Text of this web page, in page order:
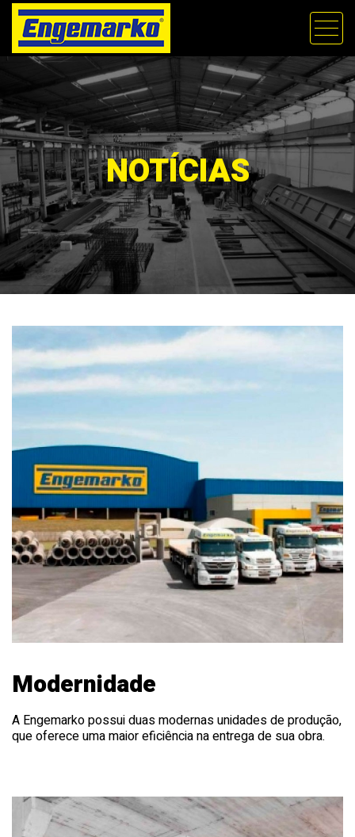
NOTÍCIAS
Modernidade
A Engemarko possui duas modernas unidades de produção,
que oferece uma maior eficiência na entrega de sua obra.